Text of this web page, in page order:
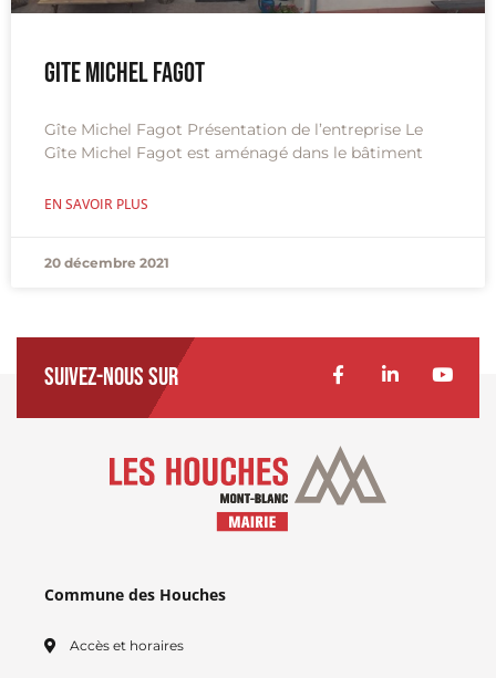
Gite Michel Fagot
Gîte Michel Fagot Présentation de l’entreprise Le
Gîte Michel Fagot est aménagé dans le bâtiment
EN SAVOIR PLUS
20 décembre 2021
Suivez-nous sur
Commune des Houches
Accès et horaires